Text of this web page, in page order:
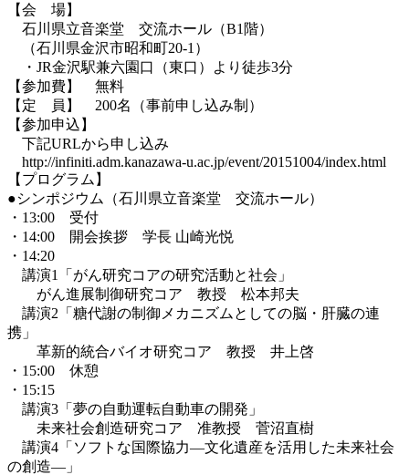
【会 場】
石川県立音楽堂 交流ホール（B1階）
（石川県金沢市昭和町20-1）
・JR金沢駅兼六園口（東口）より徒歩3分
【参加費】 無料
【定 員】 200名（事前申し込み制）
【参加申込】
下記URLから申し込み
http://infiniti.adm.kanazawa-u.ac.jp/event/20151004/index.html
【プログラム】
●シンポジウム（石川県立音楽堂 交流ホール）
・13:00 受付
・14:00 開会挨拶 学長 山崎光悦
・14:20
講演1「がん研究コアの研究活動と社会」
がん進展制御研究コア 教授 松本邦夫
講演2「糖代謝の制御メカニズムとしての脳・肝臓の連
携」
革新的統合バイオ研究コア 教授 井上啓
・15:00 休憩
・15:15
講演3「夢の自動運転自動車の開発」
未来社会創造研究コア 准教授 菅沼直樹
講演4「ソフトな国際協力―文化遺産を活用した未来社会
の創造―」